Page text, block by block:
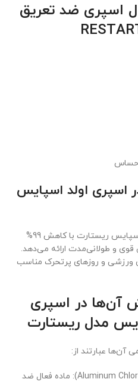
ضد تعریق
حساس
اسپری اولد اسپایس
فناوری آنتی‌باکتریال اسپری اولد اسپایس ریستارت با کاهش 99%
قوی و طولانی‌مدت ارائه می‌دهد.
ورزشی و روزهای پرتحرک مناسب
آن‌ها در اسپری
مدل ریستارت
آن‌ها عبارتند از:
آلومینیوم کلروهیدرات (Aluminum Chlorohydrate): ماده فعال ضد